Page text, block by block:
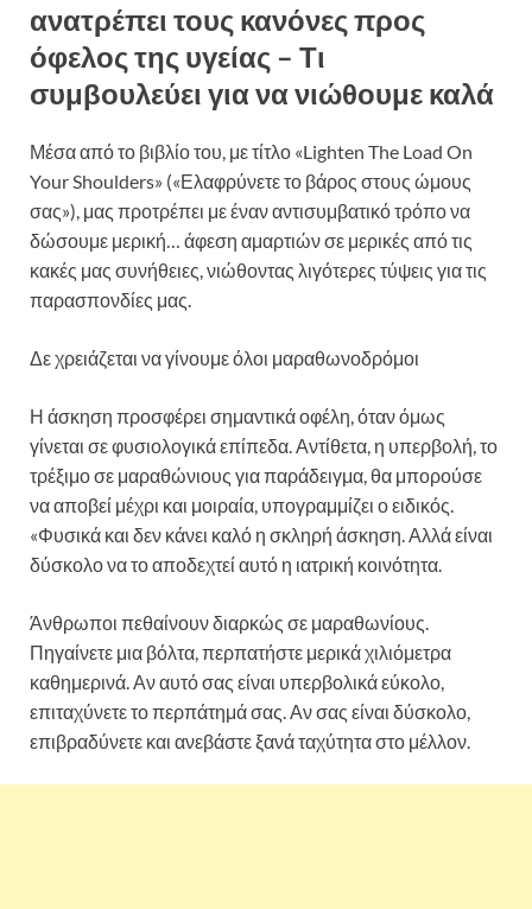
ανατρέπει τους κανόνες προς
όφελος της υγείας – Τι
συμβουλεύει για να νιώθουμε καλά
Μέσα από το βιβλίο του, με τίτλο «Lighten The Load On
Your Shoulders» («Ελαφρύνετε το βάρος στους ώμους
σας»), μας προτρέπει με έναν αντισυμβατικό τρόπο να
δώσουμε μερική… άφεση αμαρτιών σε μερικές από τις
κακές μας συνήθειες, νιώθοντας λιγότερες τύψεις για τις
παρασπονδίες μας.
Δε χρειάζεται να γίνουμε όλοι μαραθωνοδρόμοι
Η άσκηση προσφέρει σημαντικά οφέλη, όταν όμως
γίνεται σε φυσιολογικά επίπεδα. Αντίθετα, η υπερβολή, το
τρέξιμο σε μαραθώνιους για παράδειγμα, θα μπορούσε
να αποβεί μέχρι και μοιραία, υπογραμμίζει ο ειδικός.
«Φυσικά και δεν κάνει καλό η σκληρή άσκηση. Αλλά είναι
δύσκολο να το αποδεχτεί αυτό η ιατρική κοινότητα.
Άνθρωποι πεθαίνουν διαρκώς σε μαραθωνίους.
Πηγαίνετε μια βόλτα, περπατήστε μερικά χιλιόμετρα
καθημερινά. Αν αυτό σας είναι υπερβολικά εύκολο,
επιταχύνετε το περπάτημά σας. Αν σας είναι δύσκολο,
επιβραδύνετε και ανεβάστε ξανά ταχύτητα στο μέλλον.